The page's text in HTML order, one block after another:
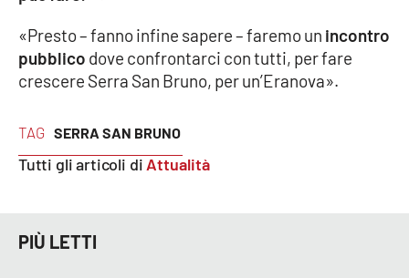
Reggio Calabria
Cosenza
Lamezia Terme
Buona Sanità Calabria
TAG SERRA SAN BRUNO
Tutti gli articoli di Attualità
«Presto – fanno infine sapere – faremo un incontro
pubblico dove confrontarci con tutti, per fare
crescere Serra San Bruno, per un’Eranova».
PIÙ LETTI